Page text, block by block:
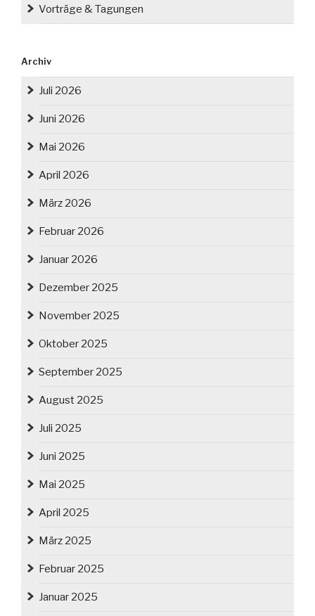
Vorträge & Tagungen
Archiv
Juli 2026
Juni 2026
Mai 2026
April 2026
März 2026
Februar 2026
Januar 2026
Dezember 2025
November 2025
Oktober 2025
September 2025
August 2025
Juli 2025
Juni 2025
Mai 2025
April 2025
März 2025
Februar 2025
Januar 2025